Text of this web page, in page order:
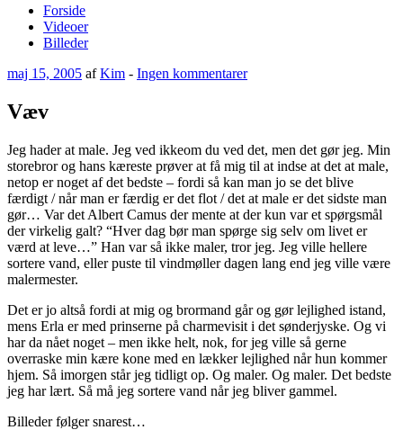
Forside
Videoer
Billeder
Udgivet
maj 15, 2005 afKim - Ingen kommentarertil
Væv
Jeg hader at male. Jeg ved ikkeom du ved det, men det gør jeg. Min
storebror og hans kæreste prøver at få mig til at indse at det at male,
netop er noget af det bedste – fordi så kan man jo se det blive
færdigt / når man er færdig er det flot / det at male er det sidste man
gør… Var det Albert Camus der mente at der kun var et spørgsmål
der virkelig galt? “Hver dag bør man spørge sig selv om livet er
værd at leve…” Han var så ikke maler, tror jeg. Jeg ville hellere
sortere vand, eller puste til vindmøller dagen lang end jeg ville være
malermester.
Det er jo altså fordi at mig og brormand går og gør lejlighed istand,
mens Erla er med prinserne på charmevisit i det sønderjyske. Og vi
har da nået noget – men ikke helt, nok, for jeg ville så gerne
overraske min kære kone med en lækker lejlighed når hun kommer
hjem. Så imorgen står jeg tidligt op. Og maler. Og maler. Det bedste
jeg har lært. Så må jeg sortere vand når jeg bliver gammel.
Billeder følger snarest…